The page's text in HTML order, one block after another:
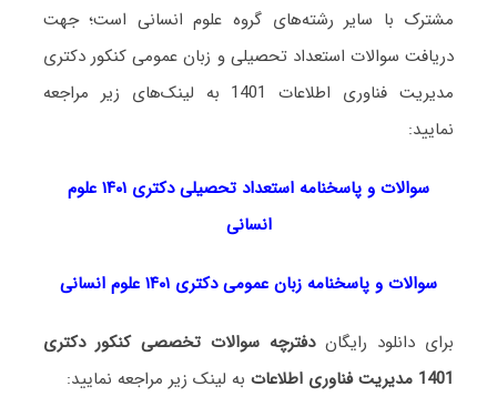
مشترک با سایر رشته‌های گروه علوم انسانی است؛ جهت
دریافت سوالات استعداد تحصیلی و زبان عمومی کنکور دکتری
مدیریت فناوری اطلاعات 1401 به لینک‌های زیر مراجعه
نمایید:
سوالات و پاسخنامه استعداد تحصیلی دکتری
۱۴۰۱ علوم
انسانی
سوالات و پاسخنامه زبان عمومی دکتری ۱۴۰۱ علوم انسانی
برای دانلود رایگاندفترچه سوالات تخصصی کنکور دکتری
1401 مدیریت فناوری اطلاعات
به لینک زیر مراجعه نمایید: